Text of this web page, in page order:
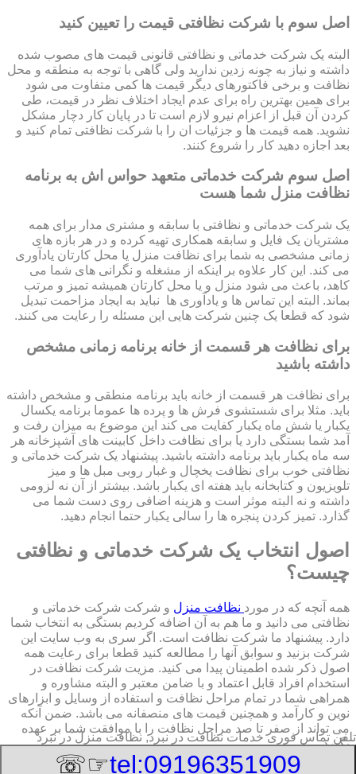
اصل سوم با شرکت نظافتی قیمت را تعیین کنید
البته یک شرکت خدماتی و نظافتی قانونی قیمت های مصوب شده
داشته و نیاز به چونه زدین ندارید ولی گاهی با توجه به منطقه و محل
نظافت و برخی فاکتورهای دیگر قیمت ها کمی متفاوت می شود
برای همین بهترین راه برای عدم ایجاد اختلاف نظر در قیمت، طی
کردن آن قبل از اعزام نیرو لازم است تا در پایان کار دچار مشکل
نشوید. همه قیمت ها و جزئیات ان را با شرکت نظافتی تمام کنید و
بعد اجازه دهید کار را شروع کنند.
اصل سوم شرکت خدماتی متعهد حواس اش به برنامه
نظافت منزل شما هست
یک شرکت خدماتی و نظافتی با سابقه و مشتری مدار برای همه
مشتریان یک فایل و سابقه همکاری تهیه کرده و در هر بازه های
زمانی مشخصی به شما برای نظافت منزل یا محل کارتان یادآوری
می کند. این کار علاوه بر اینکه از مشغله و نگرانی های شما می
کاهد، باعث می شود منزل و یا محل کارتان همیشه تمیز و مرتب
بماند. البته این تماس ها و یادآوری ها نباید به ایجاد مزاحمت تبدیل
شود که قطعا یک چنین شرکت هایی این مسئله را رعایت می کنند.
برای نظافت هر قسمت از خانه برنامه زمانی مشخص
داشته باشید
برای نظافت هر قسمت از خانه باید برنامه منطقی و مشخص داشته
باید. مثلا برای شستشوی فرش ها و پرده ها عموما برنامه یکسال
یکبار یا شش ماه یکبار کفایت می کند این موضوع به میزان رفت و
آمد شما بستگی دارد یا برای نظافت داخل کابینت های آشپزخانه هر
سه ماه یکبار باید برنامه داشته باشید. پیشنهاد یک شرکت خدماتی و
نظافتی خوب برای نظافت یخچال و غبار روبی مبل ها و میز
تلویزیون و کتابخانه باید هفته ای یکبار باشد. بیشتر از آن نه لزومی
داشته و نه البته موثر است و هزینه اضافی روی دست شما می
گذارد. تمیز کردن پنجره ها را سالی یکبار حتما انجام دهید.
اصول انتخاب یک شرکت خدماتی و نظافتی
چیست؟
همه آنچه که در مورد نظافت منزل و شرکت شرکت خدماتی و
نظافتی می دانید و ما هم به آن اضافه کردیم بستگی به انتخاب شما
دارد. پیشنهاد ما شرکت نظافت است. اگر سری به وب سایت این
شرکت بزنید و سوابق آنها را مطالعه کنید قطعا برای رعایت همه
اصول ذکر شده اطمینان پیدا می کنید. مزیت شرکت نظافت در
استخدام افراد قابل اعتماد و با ضامن معتبر و البته مشاوره و
همراهی شما در تمام مراحل نظافت و استفاده از وسایل و ابزارهای
نوین و کارآمد و همچنین قیمت های منصفانه می باشد. ضمن آنکه
می تواند از صفر تا صد مراحل نظافت را با موافقت شما بر عهده
بگیرد.
8/6/2026 11:22:13 AM
تلفن تماس فوریخدمات نظافت در نبرد, نظافت منزل در نبرد
tel:09196351909
☞☏